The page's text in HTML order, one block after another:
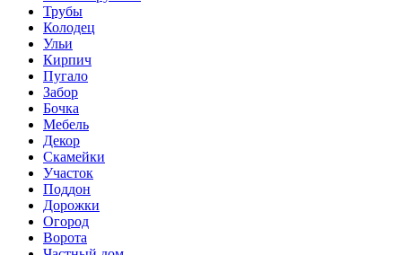
Трубы
Колодец
Ульи
Кирпич
Пугало
Забор
Бочка
Мебель
Декор
Скамейки
Участок
Поддон
Дорожки
Огород
Ворота